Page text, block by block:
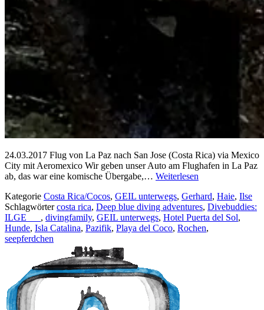
24.03.2017 Flug von La Paz nach San Jose (Costa Rica) via Mexico
City mit Aeromexico Wir geben unser Auto am Flughafen in La Paz
ab, das war eine komische Übergabe,… Weiterlesen
Kategorie Costa Rica/Cocos, GEIL unterwegs, Gerhard, Haie, Ilse
Schlagwörtercosta rica, Deep blue diving adventures, Divebuddies:
ILGE _ _ , divingfamily, GEIL unterwegs, Hotel Puerta del Sol,
Hunde, Isla Catalina, Pazifik, Playa del Coco, Rochen,
seepferdchen